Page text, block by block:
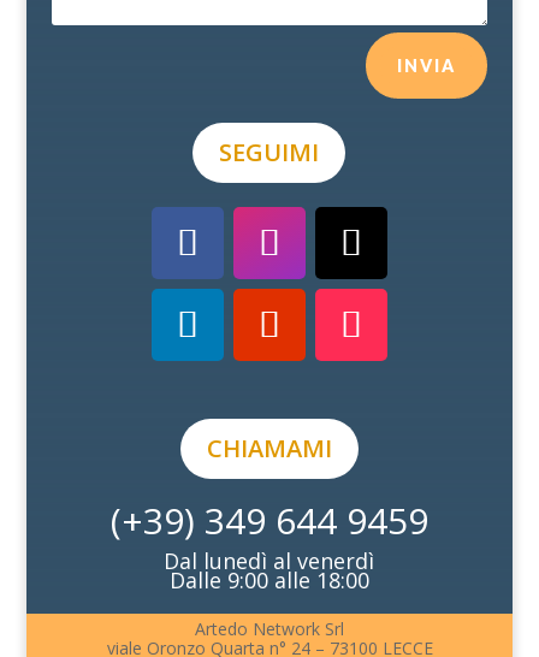
INVIA
SEGUIMI
CHIAMAMI
(+39) 349 644 9459
Dal lunedì al venerdì
Dalle 9:00 alle 18:00
Artedo Network Srl
viale Oronzo Quarta n° 24 – 73100 LECCE